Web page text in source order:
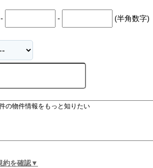
- (半角数字)
約を確認▼